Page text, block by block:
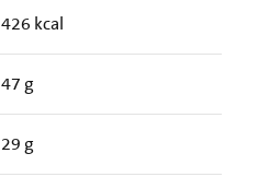
426 kcal
47 g
29 g